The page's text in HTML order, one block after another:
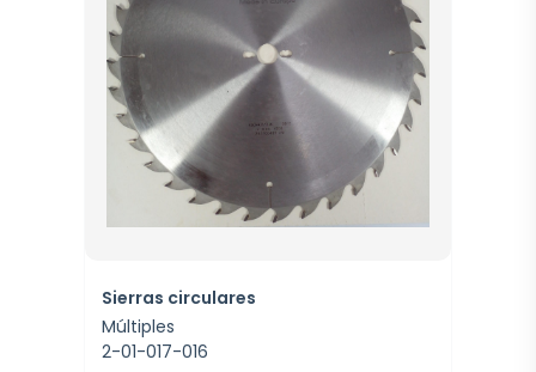
Sierras circulares
Múltiples
2-01-017-016